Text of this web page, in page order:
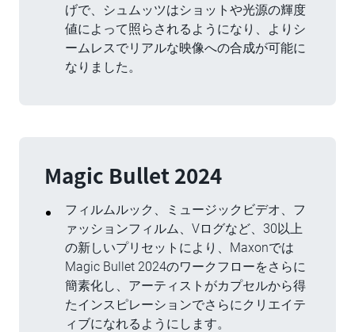
げで、シュムッツはショットや光源の輝度
値によって照らされるようになり、よりシ
ームレスでリアルな映像への合成が可能に
なりました。
Magic Bullet 2024
フィルムルック、ミュージックビデオ、フ
ァッションフィルム、Vログなど、30以上
の新しいプリセットにより、Maxonでは
Magic Bullet 2024のワークフローをさらに
簡素化し、アーティストがカプセルから得
たインスピレーションでさらにクリエイテ
ィブになれるようにします。